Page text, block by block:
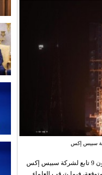
يُعتقد أن جزءاً ضخماً تائهاً من صاروخ فالكون 9 تابع لشركة سبيس إكس